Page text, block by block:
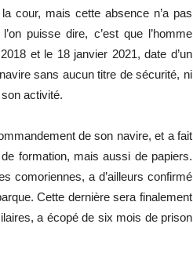
cour, mais cette absence n’a pas
puisse dire, c’est que l’homme
et le 18 janvier 2021, date d’un
sans aucun titre de sécurité, ni
activité.
de son navire, et a fait
formation, mais aussi de papiers.
comoriennes, a d’ailleurs confirmé
Cette dernière sera finalement
a écopé de six mois de prison